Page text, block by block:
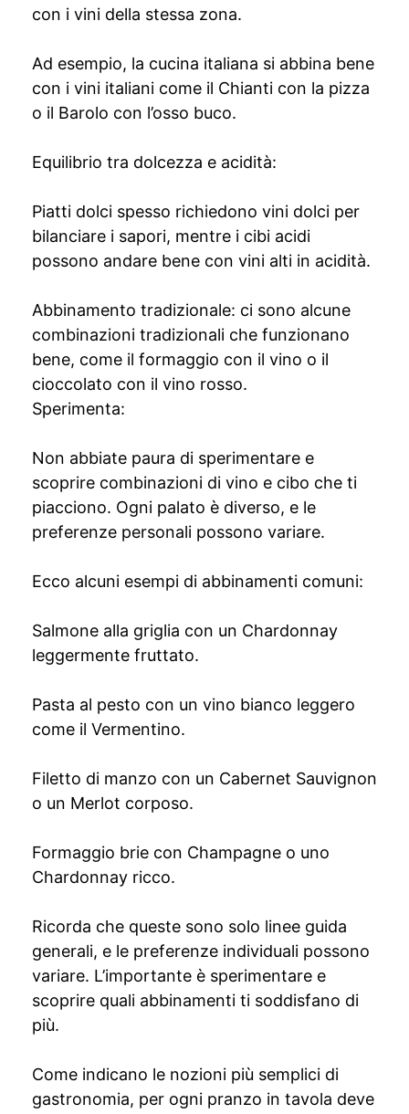
con i vini della stessa zona.
Ad esempio, la cucina italiana si abbina bene
con i vini italiani come il Chianti con la pizza
o il Barolo con l’osso buco.
Equilibrio tra dolcezza e acidità:
Piatti dolci spesso richiedono vini dolci per
bilanciare i sapori, mentre i cibi acidi
possono andare bene con vini alti in acidità.
Abbinamento tradizionale: ci sono alcune
combinazioni tradizionali che funzionano
bene, come il formaggio con il vino o il
cioccolato con il vino rosso.
Sperimenta:
Non abbiate paura di sperimentare e
scoprire combinazioni di vino e cibo che ti
piacciono. Ogni palato è diverso, e le
preferenze personali possono variare.
Ecco alcuni esempi di abbinamenti comuni:
Salmone alla griglia con un Chardonnay
leggermente fruttato.
Pasta al pesto con un vino bianco leggero
come il Vermentino.
Filetto di manzo con un Cabernet Sauvignon
o un Merlot corposo.
Formaggio brie con Champagne o uno
Chardonnay ricco.
Ricorda che queste sono solo linee guida
generali, e le preferenze individuali possono
variare. L’importante è sperimentare e
scoprire quali abbinamenti ti soddisfano di
più.
Come indicano le nozioni più semplici di
gastronomia, per ogni pranzo in tavola deve